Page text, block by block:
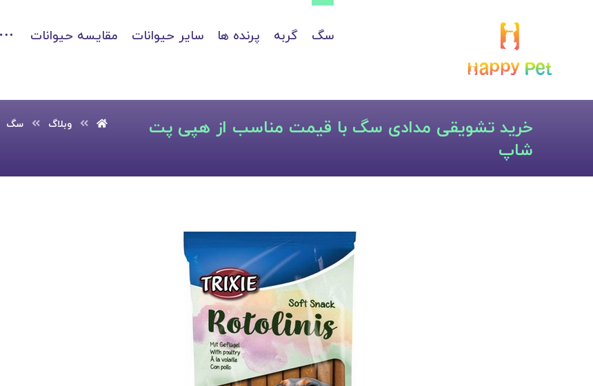
سگ گربه پرنده ها سایر حیوانات مقایسه حیوانات
خرید تشویقی مدادی سگ با قیمت مناسب از هپی پت
شاپ
وبلاگ سگ